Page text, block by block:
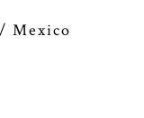
Mexico